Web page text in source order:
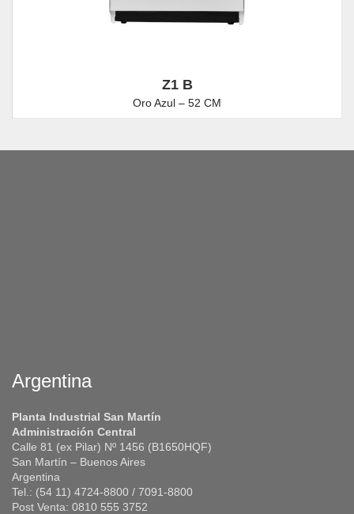
Z1 B
Oro Azul – 52 CM
Argentina
Planta Industrial San Martín
Administración Central
Calle 81 (ex Pilar) Nº 1456 (B1650HQF)
San Martín – Buenos Aires
Argentina
Tel.: (54 11) 4724-8800 / 7091-8800
Post Venta: 0810 555 3752